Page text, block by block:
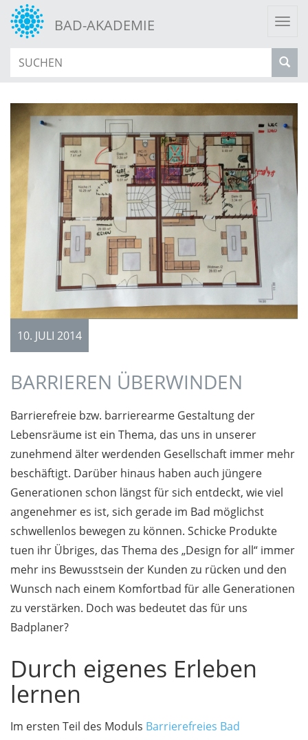
BAD-AKADEMIE
10. JULI 2014
BARRIEREN ÜBERWINDEN
Barrierefreie bzw. barrierearme Gestaltung der
Lebensräume ist ein Thema, das uns in unserer
zunehmend älter werdenden Gesellschaft immer mehr
beschäftigt. Darüber hinaus haben auch jüngere
Generationen schon längst für sich entdeckt, wie viel
angenehmer es ist, sich gerade im Bad möglichst
schwellenlos bewegen zu können. Schicke Produkte
tuen ihr Übriges, das Thema des „Design for all“ immer
mehr ins Bewusstsein der Kunden zu rücken und den
Wunsch nach einem Komfortbad für alle Generationen
zu verstärken. Doch was bedeutet das für uns
Badplaner?
Durch eigenes Erleben
lernen
Im ersten Teil des Moduls Barrierefreies Bad